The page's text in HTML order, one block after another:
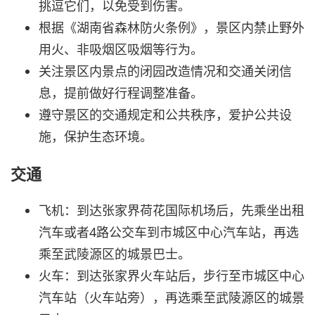
挑逗它们，以免受到伤害。
根据《湖南省森林防火条例》，景区内禁止野外
用火、非吸烟区吸烟等行为。
关注景区内景点的闭园改造情况和交通关闭信
息，提前做好行程调整准备。
遵守景区的交通规定和公共秩序，爱护公共设
施，保护生态环境。
交通
飞机：到达张家界荷花国际机场后，先乘坐出租
汽车或者4路公交车到市城区中心汽车站，再选
乘至武陵源区的城景巴士。
火车：到达张家界火车站后，步行至市城区中心
汽车站（火车站旁），再选乘至武陵源区的城景